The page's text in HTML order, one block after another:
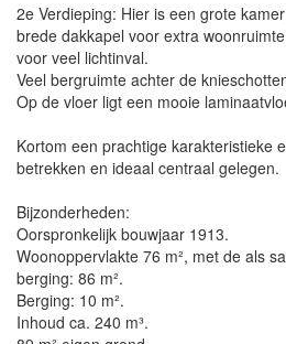
2e Verdieping: Hier is een grote
brede dakkapel voor extra
voor veel lichtinval.
Veel bergruimte achter de
Op de vloer ligt een mooie
Kortom een prachtige karakteristieke
betrekken en ideaal centraal gelegen.
Bijzonderheden:
Oorspronkelijk bouwjaar 1913.
Woonoppervlakte 76 m², met de als
berging: 86 m².
Berging: 10 m².
Inhoud ca. 240 m³.